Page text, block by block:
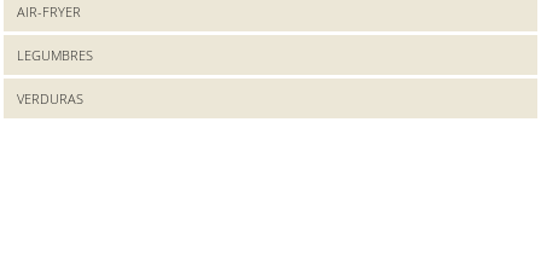
AIR-FRYER
LEGUMBRES
VERDURAS